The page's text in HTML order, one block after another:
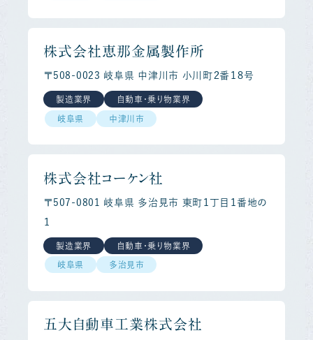
株式会社恵那金属製作所
〒508-0023 岐阜県 中津川市 小川町２番１８号
製造業界 自動車・乗り物業界
岐阜県 中津川市
株式会社コーケン社
〒507-0801 岐阜県 多治見市 東町１丁目１番地の
１
製造業界 自動車・乗り物業界
岐阜県 多治見市
五大自動車工業株式会社